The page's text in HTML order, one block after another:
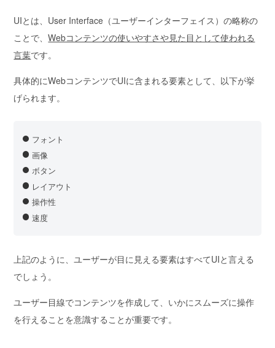
UIとは、User Interface（ユーザーインターフェイス）の略称の
ことで、Webコンテンツの使いやすさや見た目として使われる
言葉です。
具体的にWebコンテンツでUIに含まれる要素として、以下が挙
げられます。
フォント
画像
ボタン
レイアウト
操作性
速度
上記のように、 ユーザーが目に見える要素はすべてUIと言える
でしょう。
ユーザー目線でコンテンツを作成して、いかにスムーズに操作
を行えることを意識することが重要です。